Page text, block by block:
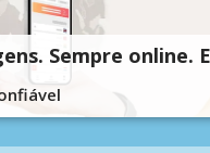
Sempre online.